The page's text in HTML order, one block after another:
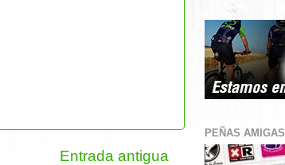
Entrada antigua
PEÑAS AMIGAS